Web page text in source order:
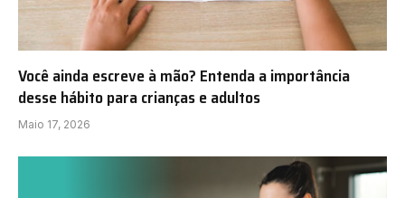
Você ainda escreve à mão? Entenda a importância
desse hábito para crianças e adultos
Maio 17, 2026